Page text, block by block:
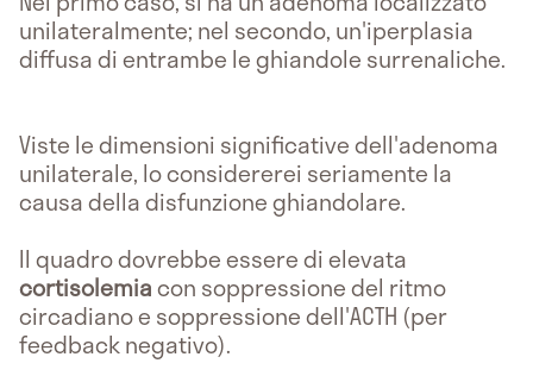
unilateralmente; nel secondo, un'iperplasia
diffusa di entrambe le ghiandole surrenaliche.
Viste le dimensioni significative dell'adenoma
unilaterale, lo considererei seriamente la
causa della disfunzione ghiandolare.
Il quadro dovrebbe essere di elevata
cortisolemiacon soppressione del ritmo
circadiano e soppressione dell'ACTH (per
feedback negativo).